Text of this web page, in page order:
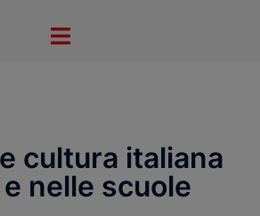
cultura italiana
nelle scuole